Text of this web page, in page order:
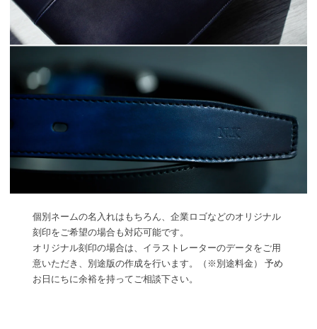
個別ネームの名入れはもちろん、企業ロゴなどのオリジナル
刻印をご希望の場合も対応可能です。
オリジナル刻印の場合は、イラストレーターのデータをご用
意いただき、別途版の作成を行います。（※別途料金） 予め
お日にちに余裕を持ってご相談下さい。